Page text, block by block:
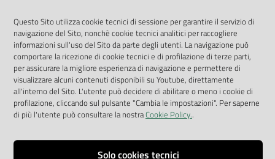
Rapporti regionali annuali
Le Infografiche
Dispenser dati
Vai alla pagina
Dichiarazione accessibilità
Impostazioni cookie
Questo Sito utilizza cookie tecnici di sessione per garantire il servizio di
navigazione del Sito, nonchè cookie tecnici analitici per raccogliere
informazioni sull'uso del Sito da parte degli utenti. La navigazione può
comportare la ricezione di cookie tecnici e di profilazione di terze parti,
per assicurare la migliore esperienza di navigazione e permettere di
visualizzare alcuni contenuti disponibili su Youtube, direttamente
all'interno del Sito. L'utente può decidere di abilitare o meno i cookie di
profilazione, cliccando sul pulsante "Cambia le impostazioni". Per saperne
di più l'utente può consultare la nostraCookie Policy..
Solo cookies tecnici